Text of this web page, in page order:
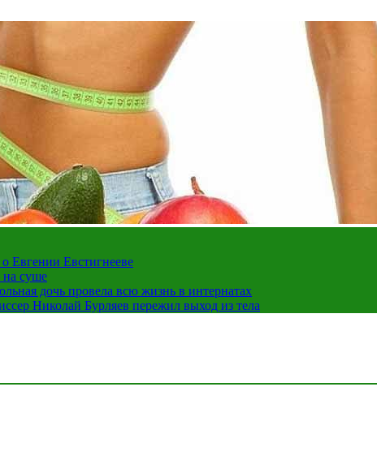
Евгении Евстигнееве
на суше
дочь провела всю жизнь в интернатах
Николай Бурляев пережил выход из тела